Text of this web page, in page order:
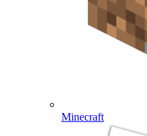
Minecraft